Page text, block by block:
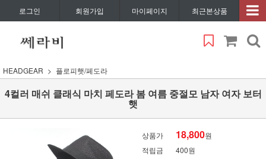
로그인 회원가입 마이페이지 최근본상품
HEADGEAR 플로피햇/페도라
4컬러 매쉬 클래식 마치 페도라 봄 여름 중절모 남자 여자 보터
햇
상품가 18,800원
적립금
400원